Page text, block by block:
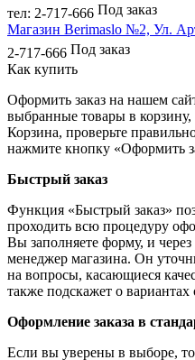
тел: 2-717-666 Под заказ
Магазин Berimaslo №2, Ул.
2-717-666 Под заказ
Как купить
Оформить заказ на нашем
выбранные товары в корзину,
Корзина, проверьте
нажмите кнопку «Оформить
Быстрый заказ
Функция «Быстрый заказ»
проходить всю процедуру
Вы заполняете форму, и
менеджер магазина. Он
на вопросы, касающиеся
также подскажет о
Оформление заказа в
Если вы уверены в выборе,